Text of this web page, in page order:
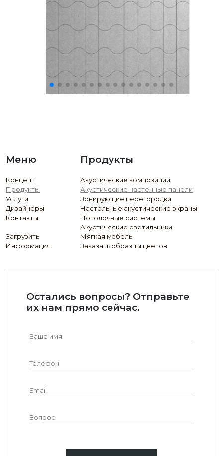
Меню
Концепт
Продукты
Услуги
Дизайнеры
Контакты
Загрузить
Информация
Продукты
Акустические композиции
Акустические настенные панели
Зонирующие перегородки
Настольные акустические экраны
Потолочные системы
Акустические светильники
Мягкая мебель
Заказать образцы цветов
Остались вопросы? Отправьте
их нам прямо сейчас.